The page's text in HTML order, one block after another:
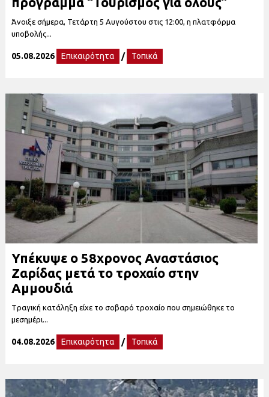
Άνοιξε σήμερα, Τετάρτη 5 Αυγούστου στις 12:00, η πλατφόρμα
υποβολής...
05.08.2026 Επικαιρότητα / Τοπικά
Υπέκυψε ο 58χρονος Αναστάσιος
Ζαρίδας μετά το τροχαίο στην
Αμμουδιά
Tραγική κατάληξη είχε το σοβαρό τροχαίο που σημειώθηκε το
μεσημέρι...
04.08.2026 Επικαιρότητα / Τοπικά